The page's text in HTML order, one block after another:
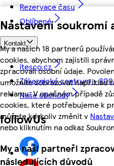
Nastavení soukromí
My a našich 18 partnerů
cookies, abychom zajistili
zpracovali osobní údaje.
umožníte zobrazovat například
reklamu. V opačném případě
cookies, které potřebujeme k
můžete kdykoliv změnit v
nebo kliknutím na odkaz
My a naši partneři
následujících důvodů
Rezervace času
Oblíbené
Kontakt
itesco.cz
Zákaznické centrum -
Naše obchody
followUs